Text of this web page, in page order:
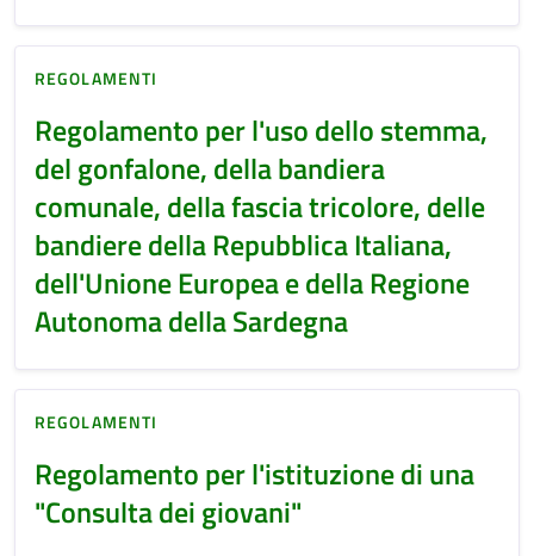
REGOLAMENTI
Regolamento per l'uso dello stemma,
del gonfalone, della bandiera
comunale, della fascia tricolore, delle
bandiere della Repubblica Italiana,
dell'Unione Europea e della Regione
Autonoma della Sardegna
REGOLAMENTI
Regolamento per l'istituzione di una
"Consulta dei giovani"